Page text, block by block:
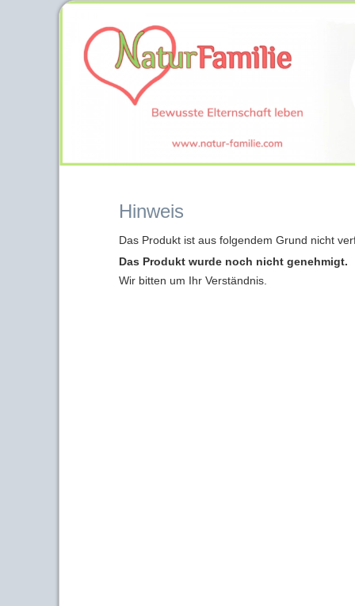
Hinweis
Das Produkt ist aus folgendem Grund nicht
Das Produkt wurde noch nicht genehmigt.
Wir bitten um Ihr Verständnis.